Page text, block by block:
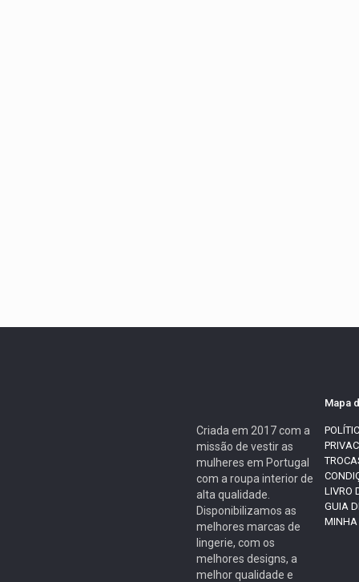
Criada em 2017 com a
missão de vestir as
mulheres em Portugal
com a roupa interior de
alta qualidade.
Disponibilizamos as
melhores marcas de
lingerie, com os
melhores designs, a
melhor qualidade e
Mapa
LIVRO
GUIA
MINHA